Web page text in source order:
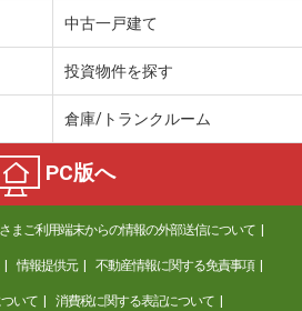
4.60万円
5.80万円
富山県富山市下新町
53.72m²
2DK
中古一戸建て
投資物件を探す
倉庫/トランクルーム
PC版へ
まご利用端末からの情報の外部送信について
情報提供元 不動産情報に関する免責事項
いて 消費税に関する表記について